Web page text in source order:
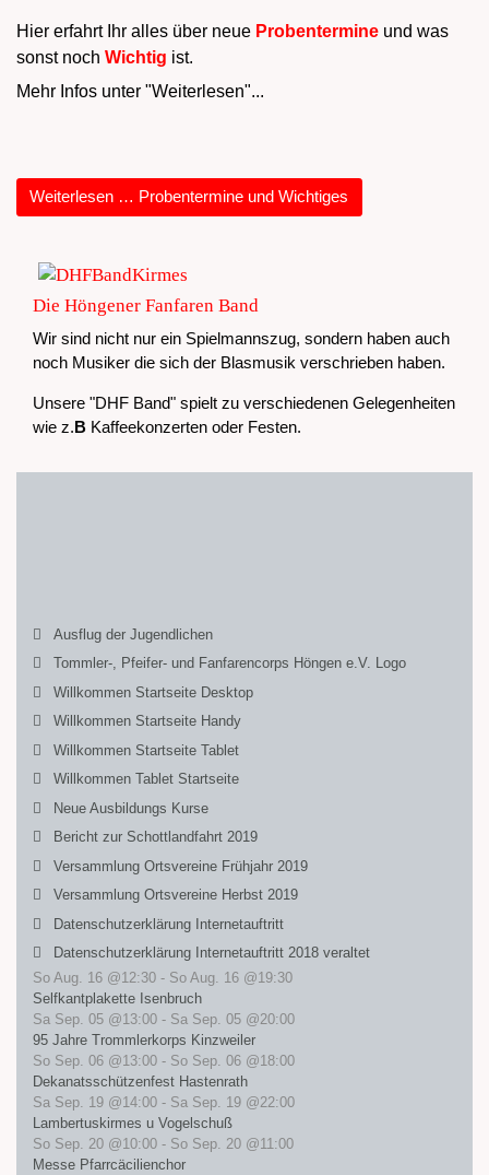
Hier erfahrt Ihr alles über neue Probentermine und was
sonst noch Wichtig ist.
Mehr Infos unter "Weiterlesen"...
Weiterlesen … Probentermine und Wichtiges
Die Höngener Fanfaren Band
Wir sind nicht nur ein Spielmannszug, sondern haben auch
noch Musiker die sich der Blasmusik verschrieben haben.
Unsere "DHF Band" spielt zu verschiedenen Gelegenheiten
wie z.B Kaffeekonzerten oder Festen.
Ausflug der Jugendlichen
Tommler-, Pfeifer- und Fanfarencorps Höngen e.V. Logo
Willkommen Startseite Desktop
Willkommen Startseite Handy
Willkommen Startseite Tablet
Willkommen Tablet Startseite
Neue Ausbildungs Kurse
Bericht zur Schottlandfahrt 2019
Versammlung Ortsvereine Frühjahr 2019
Versammlung Ortsvereine Herbst 2019
Datenschutzerklärung Internetauftritt
Datenschutzerklärung Internetauftritt 2018 veraltet
So Aug. 16 @12:30 - So Aug. 16 @19:30
Selfkantplakette Isenbruch
Sa Sep. 05 @13:00 - Sa Sep. 05 @20:00
95 Jahre Trommlerkorps Kinzweiler
So Sep. 06 @13:00 - So Sep. 06 @18:00
Dekanatsschützenfest Hastenrath
Sa Sep. 19 @14:00 - Sa Sep. 19 @22:00
Lambertuskirmes u Vogelschuß
So Sep. 20 @10:00 - So Sep. 20 @11:00
Messe Pfarrcäcilienchor